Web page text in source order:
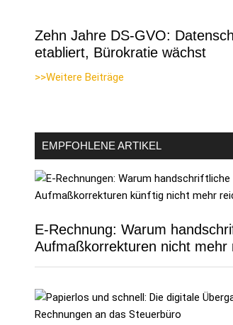
Zehn Jahre DS-GVO:
etabliert, Bürokratie wächst
>>Weitere Beiträge
EMPFOHLENE ARTIKEL
E-Rechnung: Warum
Aufmaßkorrekturen nicht mehr